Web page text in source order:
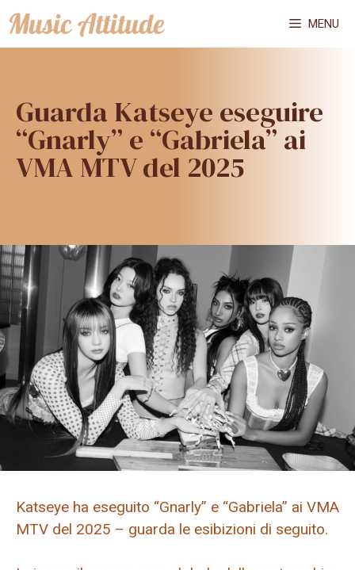
Vai
al
MENU
Guarda Katseye eseguire
“Gnarly” e “Gabriela” ai
VMA MTV del 2025
Katseye ha eseguito “Gnarly” e “Gabriela” ai VMA
MTV del 2025 – guarda le esibizioni di seguito.